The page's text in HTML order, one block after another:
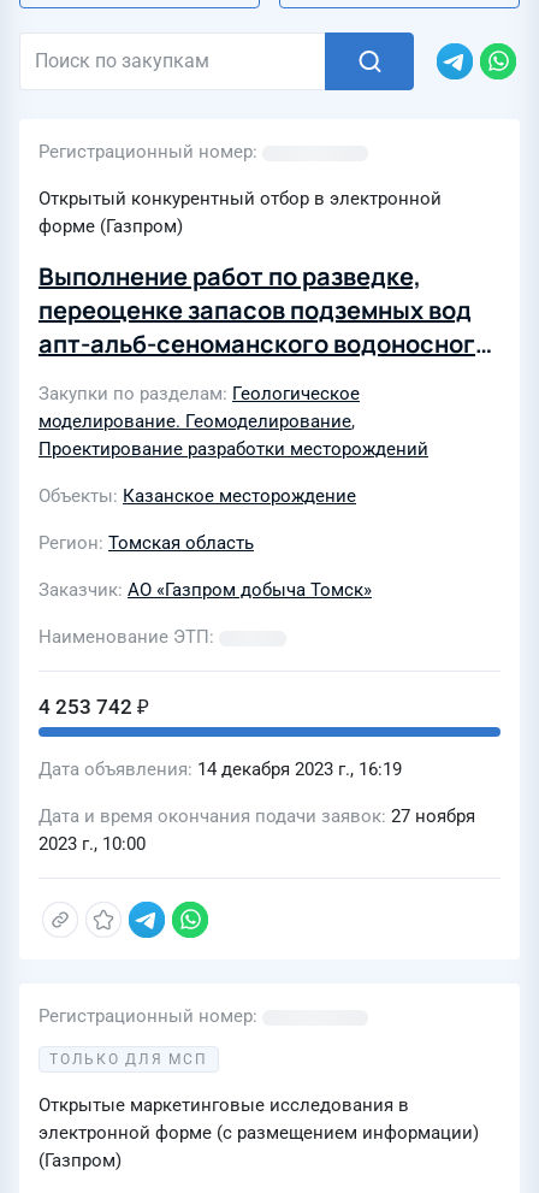
Регистрационный номер
Открытый конкурентный отбор в электронной
форме (Газпром)
Выполнение работ по разведке,
переоценке запасов подземных вод
апт-альб-сеноманского водоносного
проекта разработки подземных вод
на Казанском
месторождении (проект водозабора)
Закупки по разделам Геологическое
моделирование. Геомоделирование,
Проектирование разработки месторождений
Объекты Казанское месторождение
Регион Томская область
Заказчик АО «Газпром добыча Томск»
Наименование ЭТП
4 253 742 ₽
Дата объявления 14 декабря 2023 г., 16:19
Дата и время окончания подачи заявок 27 ноября
2023 г., 10:00
Регистрационный номер
ТОЛЬКО ДЛЯ МСП
Открытые маркетинговые исследования в
электронной форме (с размещением информации)
(Газпром)